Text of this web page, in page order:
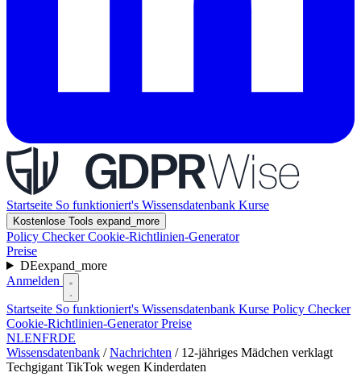
Startseite So funktioniert's Wissensdatenbank Kurse
Kostenlose Tools expand_more
Policy CheckerCookie-Richtlinien-Generator
Preise
DEexpand_more
Anmelden
Startseite So funktioniert's Wissensdatenbank Kurse Policy Checker
Cookie-Richtlinien-GeneratorPreise
NLENFRDE
Wissensdatenbank / Nachrichten / 12-jähriges Mädchen verklagt
Techgigant TikTok wegen Kinderdaten